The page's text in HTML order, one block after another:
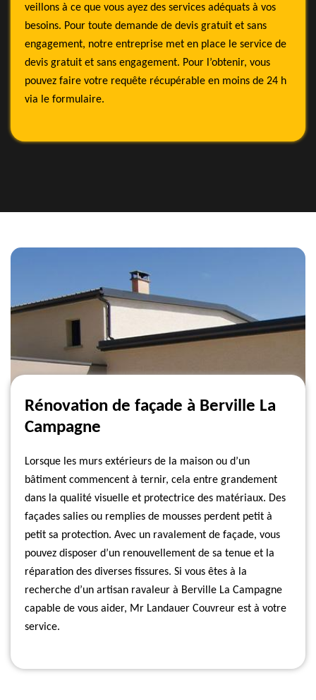
veillons à ce que vous ayez des services adéquats à vos
besoins. Pour toute demande de devis gratuit et sans
engagement, notre entreprise met en place le service de
devis gratuit et sans engagement. Pour l’obtenir, vous
pouvez faire votre requête récupérable en moins de 24 h
via le formulaire.
Rénovation de façade à Berville La
Campagne
Lorsque les murs extérieurs de la maison ou d’un
bâtiment commencent à ternir, cela entre grandement
dans la qualité visuelle et protectrice des matériaux. Des
façades salies ou remplies de mousses perdent petit à
petit sa protection. Avec un ravalement de façade, vous
pouvez disposer d’un renouvellement de sa tenue et la
réparation des diverses fissures. Si vous êtes à la
recherche d’un artisan ravaleur à Berville La Campagne
capable de vous aider, Mr Landauer Couvreur est à votre
service.